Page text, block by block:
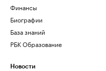
Финансы
Биографии
База знаний
РБК Образование
Новости